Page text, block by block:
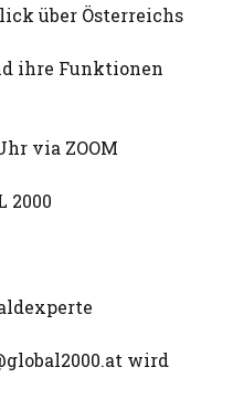
über Österreichs
ihre Funktionen
via ZOOM
2000
wird